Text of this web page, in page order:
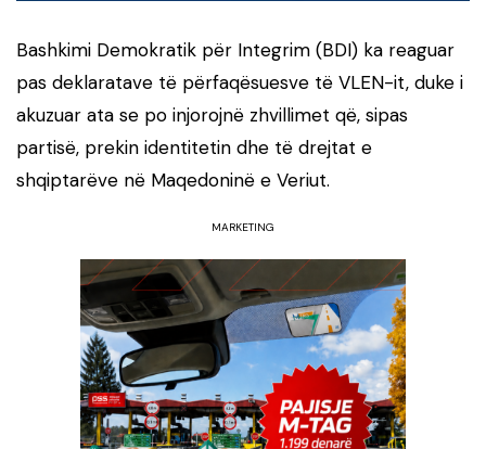
Bashkimi Demokratik për Integrim (BDI) ka reaguar
pas deklaratave të përfaqësuesve të VLEN-it, duke i
akuzuar ata se po injorojnë zhvillimet që, sipas
partisë, prekin identitetin dhe të drejtat e
shqiptarëve në Maqedoninë e Veriut.
MARKETING